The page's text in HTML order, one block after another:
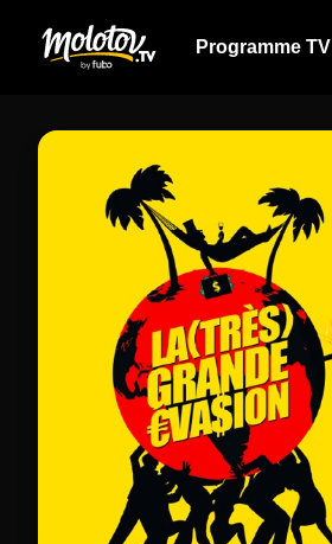
Programme TV